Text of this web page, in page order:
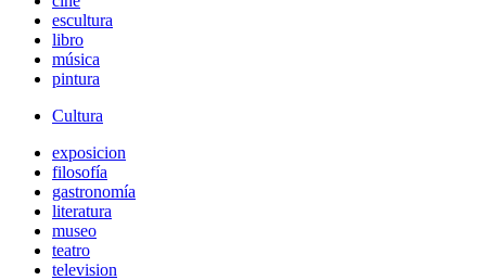
escultura
libro
música
pintura
Cultura
exposicion
filosofía
gastronomía
literatura
museo
teatro
television